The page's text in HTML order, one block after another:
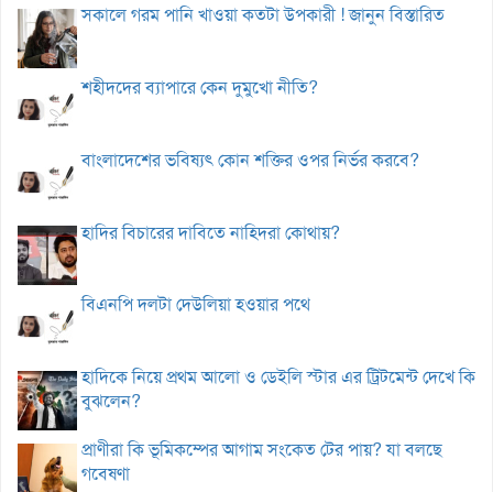
সকালে গরম পানি খাওয়া কতটা উপকারী ! জানুন বিস্তারিত
শহীদদের ব্যাপারে কেন দুমুখো নীতি?
বাংলাদেশের ভবিষ্যৎ কোন শক্তির ওপর নির্ভর করবে?
হাদির বিচারের দাবিতে নাহিদরা কোথায়?
বিএনপি দলটা দেউলিয়া হওয়ার পথে
হাদিকে নিয়ে প্রথম আলো ও ডেইলি স্টার এর ট্রিটমেন্ট দেখে কি
বুঝলেন?
প্রাণীরা কি ভূমিকম্পের আগাম সংকেত টের পায়? যা বলছে
গবেষণা